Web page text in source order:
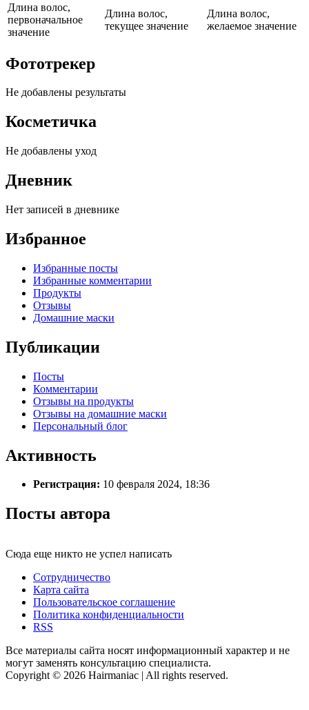
Длина волос,
первоначальное
значение
Длина волос,
текущее значение
Длина волос,
желаемое значение
Фототрекер
Не добавлены результаты
Косметичка
Не добавлены уход
Дневник
Нет записей в дневнике
Избранное
Избранные посты
Избранные комментарии
Продукты
Отзывы
Домашние маски
Публикации
Посты
Комментарии
Отзывы на продукты
Отзывы на домашние маски
Персональный блог
Активность
Регистрация: 10 февраля 2024, 18:36
Посты автора
Сюда еще никто не успел написать
Сотрудничество
Карта сайта
Пользовательское соглашение
Политика конфиденциальности
RSS
Все материалы сайта носят информационный характер и не
могут заменять консультацию специалиста.
Copyright © 2026 Hairmaniac | All rights reserved.